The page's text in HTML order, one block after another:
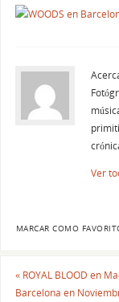
Ver
MARCAR COMO
«ROYAL BLOOD en
Barcelona en